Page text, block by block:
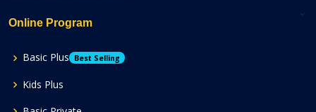
Online Program
Basic Plus Best Selling
Kids Plus